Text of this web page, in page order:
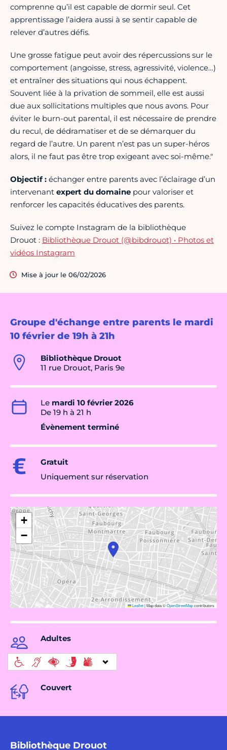
Groupe d'échange entre parents le mardi
10 février de 19h à 21h
Bibliothèque Drouot
11 rue Drouot, Paris 9e
Le mardi 10 février 2026
De 19 h à 21 h
Évènement terminé
Gratuit
Uniquement sur réservation
+
−
Leaflet|Map data ©OpenStreetMapcontributors
Adultes
Couvert
Bibliothèque Drouot
comprenne qu’il est capable de dormir seul. Cet
apprentissage l’aidera aussi à se sentir capable de
relever d’autres défis.
Une grosse fatigue peut avoir des répercussions sur le
comportement (angoisse, stress, agressivité, violence…)
et entraîner des situations qui nous échappent.
Souvent liée à la privation de sommeil, elle est aussi
due aux sollicitations multiples que nous avons. Pour
éviter le burn-out parental, il est nécessaire de prendre
du recul, de dédramatiser et de se démarquer du
regard de l’autre. Un parent n’est pas un super-héros
alors, il ne faut pas être trop exigeant avec soi-même."
Objectif : échanger entre parents avec l’éclairage d’un
intervenant expert du domaine pour valoriser et
renforcer les capacités éducatives des parents.
Suivez le compte Instagram de la bibliothèque
Drouot : Bibliothèque Drouot (@bibdrouot) • Photos et
vidéos Instagram
Mise à jour le 06/02/2026